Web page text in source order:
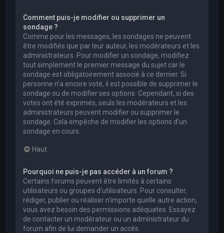
Comment puis-je modifier ou supprimer un
sondage ?
Comme pour les messages, les sondages ne peuvent
être modifiés que par leur auteur, les modérateurs et les
administrateurs. Pour modifier un sondage, modifiez
tout simplement le premier message du sujet car le
sondage est obligatoirement associé à ce dernier. Si
personne n’a encore voté, il est possible de supprimer le
sondage ou de modifier ses options. Cependant, si des
votes ont été exprimés, seuls les modérateurs et les
administrateurs peuvent modifier ou supprimer le
sondage. Cela empêche de modifier les options d’un
sondage en cours.
Haut
Pourquoi ne puis-je pas accéder à un forum ?
Certains forums peuvent être limités à certains
utilisateurs ou groupes d’utilisateurs. Pour consulter,
rédiger, publier ou réaliser n’importe quelle autre action,
vous avez besoin des permissions adéquates. Essayez
de contacter un modérateur ou un administrateur du
forum afin de lui demander un accès.